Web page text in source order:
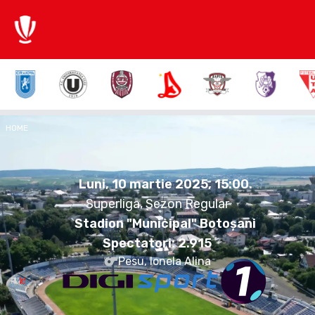
HOME
Luni, 10 martie 2025, 15:00.
Superliga, Sezon Regular
Stadion "Municipal" Botoșani
Spectatori:2.915
Pesu, Ionela Alina